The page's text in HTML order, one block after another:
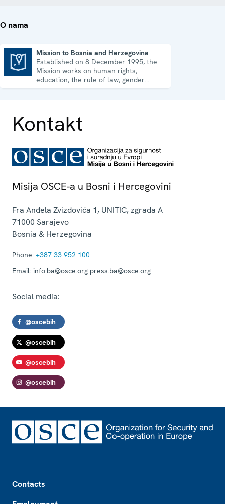
O nama
Mission to Bosnia and Herzegovina
Established on 8 December 1995, the
Mission works on human rights,
education, the rule of law, gender
equality, governance and security co-
Kontakt
Misija OSCE-a u Bosni i Hercegovini
Fra Anđela Zvizdovića 1, UNITIC, zgrada A
71000 Sarajevo
Bosnia & Herzegovina
Phone: +387 33 952 100
Email: info.ba@osce.org press.ba@osce.org
Social media:
@oscebih
@oscebih
@oscebih
@oscebih
Contacts